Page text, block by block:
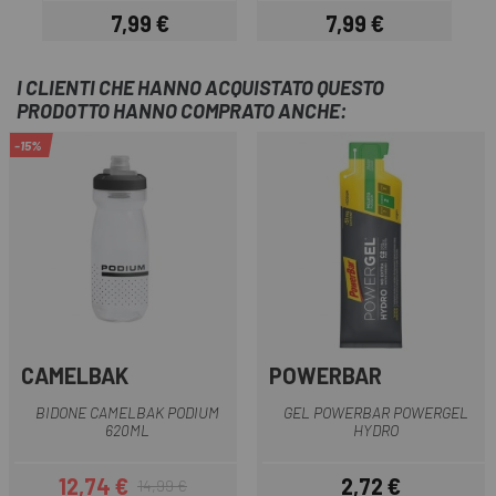
Prezzo
7,99 € Prezzo
7,99 €
I CLIENTI CHE HANNO ACQUISTATO QUESTO
PRODOTTO HANNO COMPRATO ANCHE:
-15%
CAMELBAK
BIDONE CAMELBAK PODIUM
620ML
12,74 € 14,99 €
POWERBAR
GEL POWERBAR POWERGEL
HYDRO
2,72 €